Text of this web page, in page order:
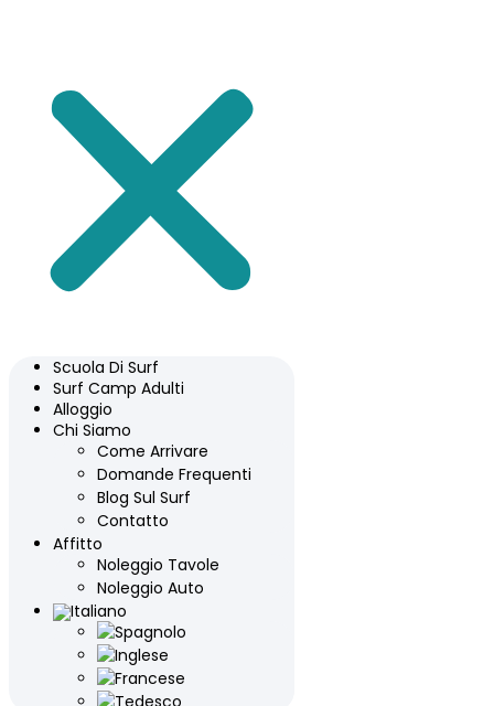
Scuola Di Surf
Surf Camp Adulti
Alloggio
Chi Siamo
Come Arrivare
Domande Frequenti
Blog Sul Surf
Contatto
Affitto
Noleggio Tavole
Noleggio Auto